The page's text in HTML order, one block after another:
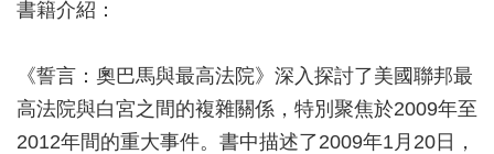
書籍介紹：
《誓言：奧巴馬與最高法院》深入探討了美國聯邦最
高法院與白宮之間的複雜關係，特別聚焦於2009年至
2012年間的重大事件。書中描述了2009年1月20日，